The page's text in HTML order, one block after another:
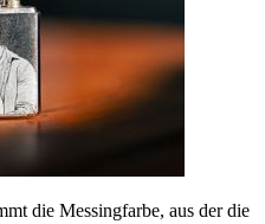
die Messingfarbe, aus der die